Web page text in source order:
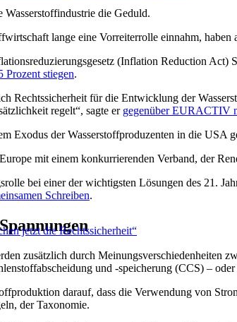
Wasserstoffindustrie die Geduld.
lange eine Vorreiterrolle einnahm,
(Inflation Reduction Act)
Prozent stiegen.
Rechtssicherheit für die Entwicklung der
regelt“, sagte er gegenüber EURACTIV
Exodus der Wasserstoffproduzenten in die USA
mit einem konkurrierenden Verband, der
bei einer der wichtigsten Lösungen des 21.
Schreiben.
jetzt die Rechtssicherheit“
zusätzlich durch Meinungsverschiedenheiten
und -speicherung (CCS) –
darauf, dass die Verwendung von
der Taxonomie.